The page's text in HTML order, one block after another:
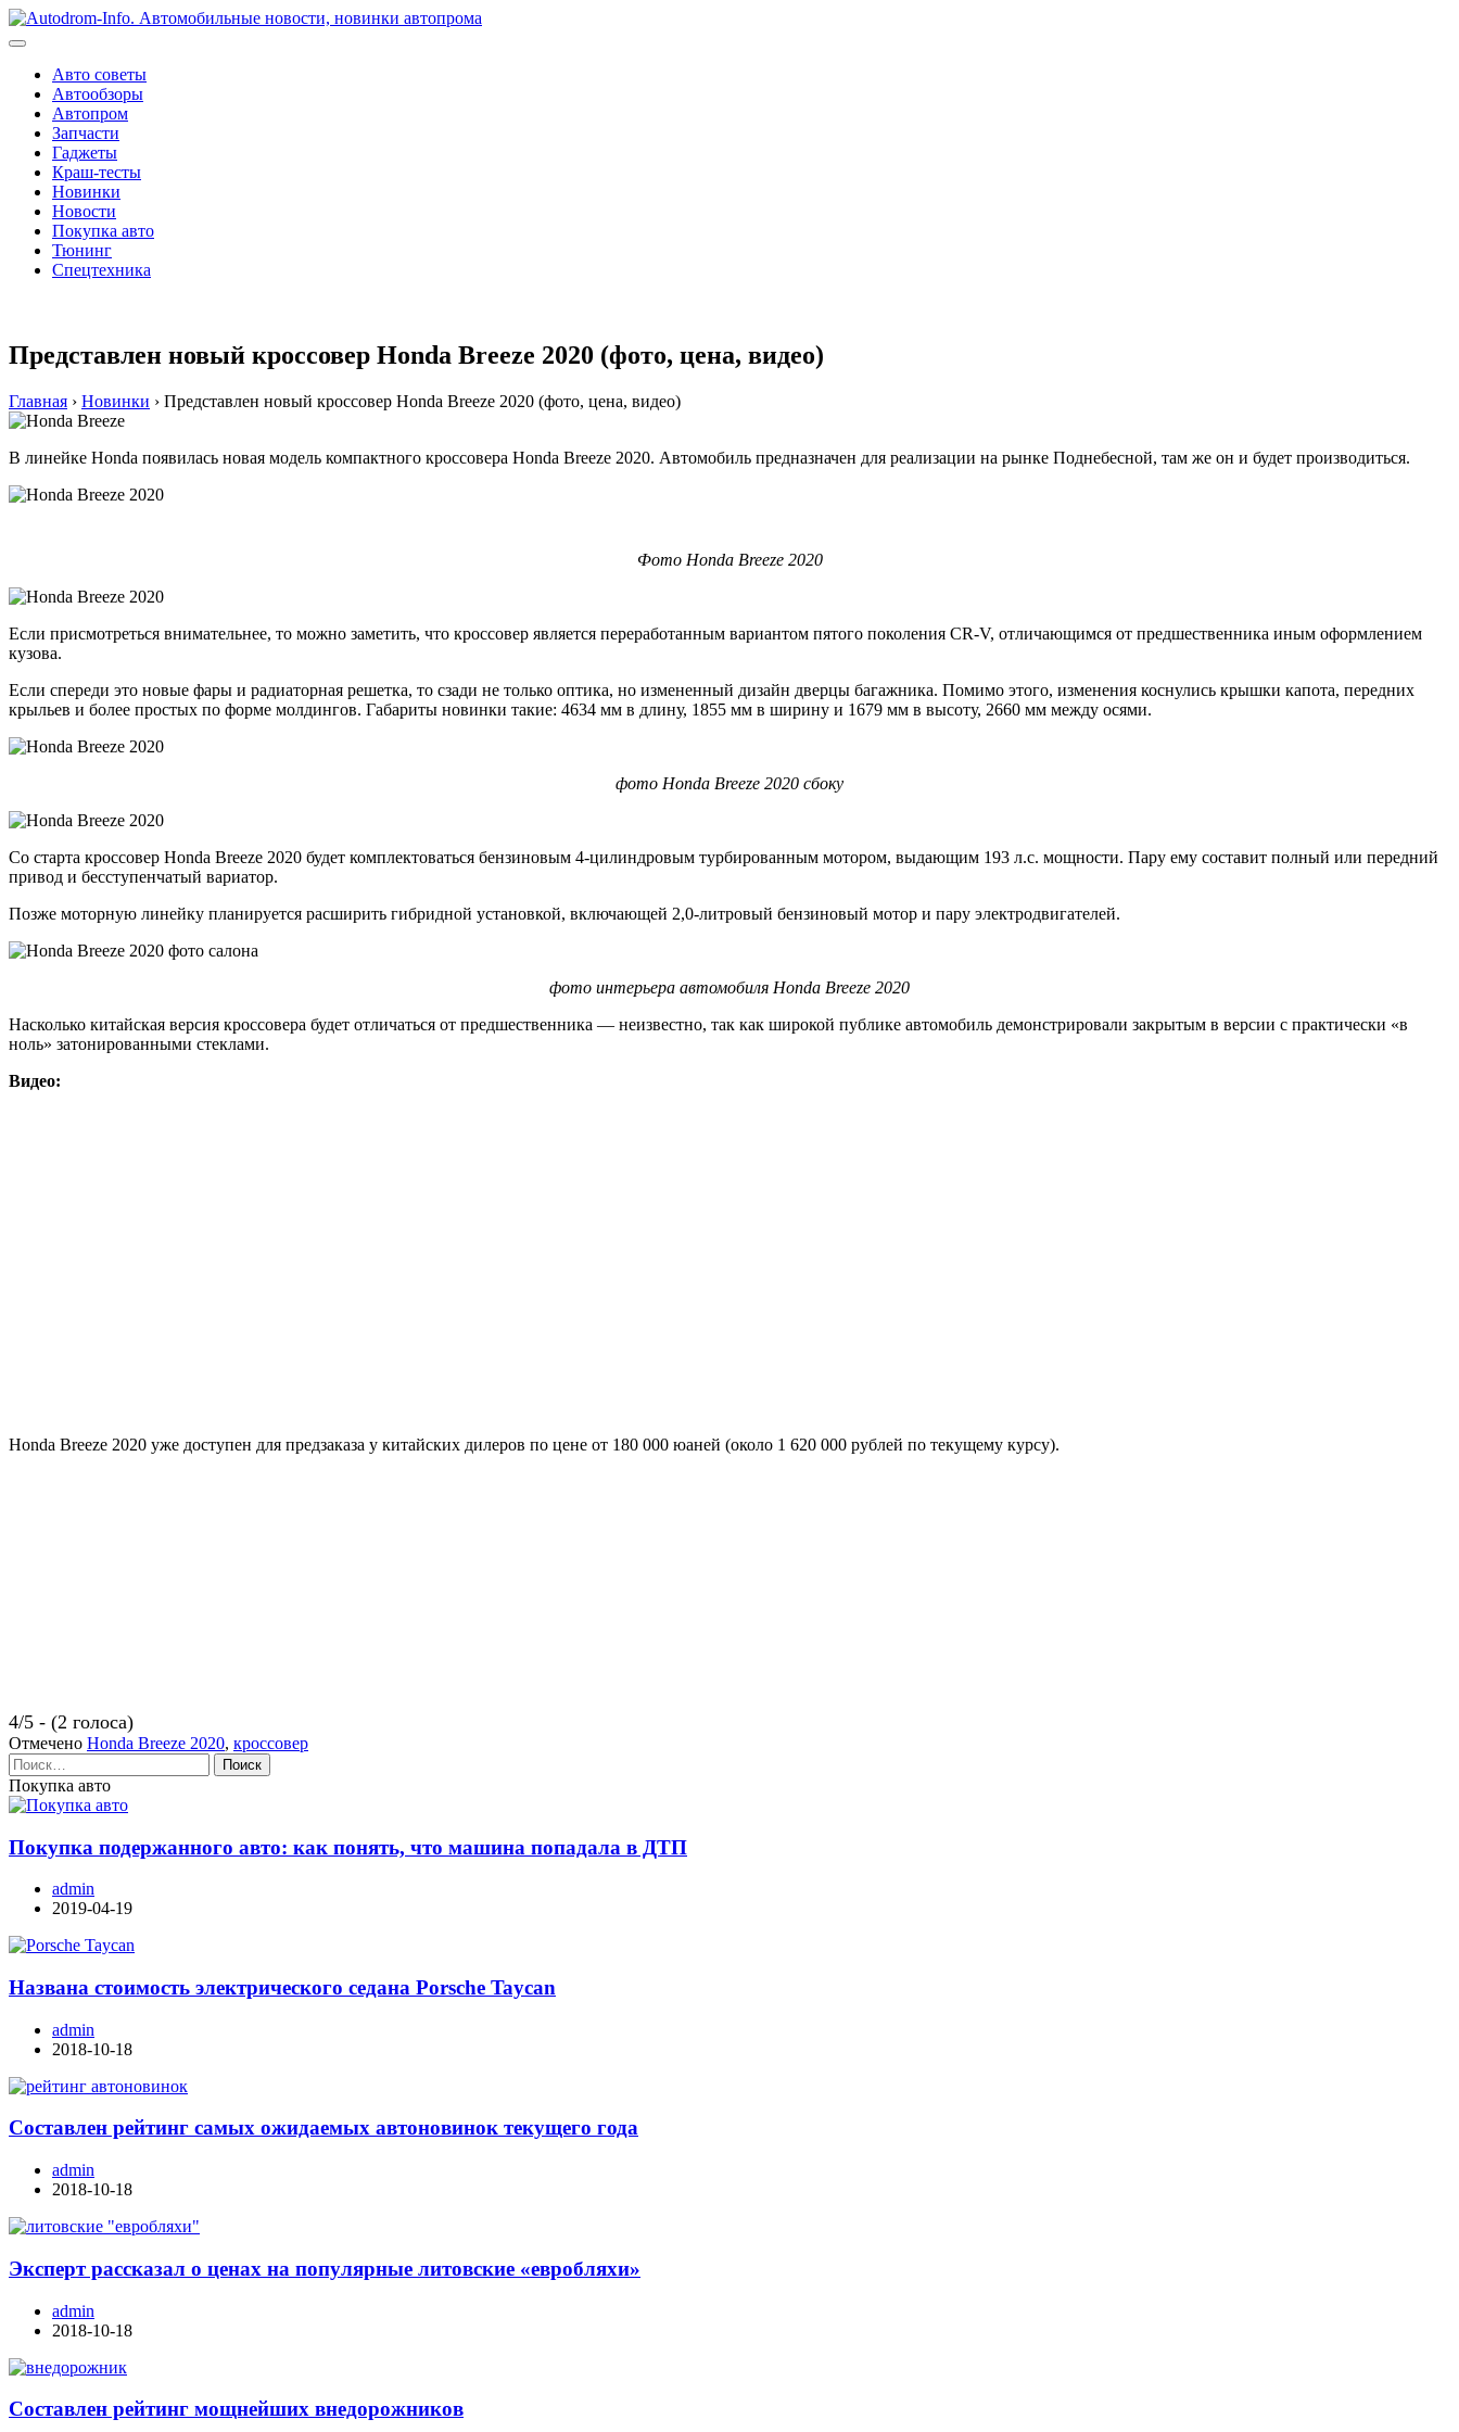
Перейти
к
Авто советы
Автообзоры
Автопром
Запчасти
Гаджеты
Краш-тесты
Новинки
Новости
Покупка авто
Тюнинг
Спецтехника
Представлен новый кроссовер Honda Breeze 2020 (фото, цена, видео)
Главная › Новинки › Представлен новый кроссовер Honda Breeze 2020 (фото, цена, видео)
В линейке Honda появилась новая модель компактного кроссовера Honda Breeze 2020. Автомобиль предназначен для реализации на рынке Поднебесной, там же он и будет производиться.
Фото Honda Breeze 2020
Если присмотреться внимательнее, то можно заметить, что кроссовер является переработанным вариантом пятого поколения CR-V, отличающимся от предшественника иным оформлением
кузова.
Если спереди это новые фары и радиаторная решетка, то сзади не только оптика, но измененный дизайн дверцы багажника. Помимо этого, изменения коснулись крышки капота, передних
крыльев и более простых по форме молдингов. Габариты новинки такие: 4634 мм в длину, 1855 мм в ширину и 1679 мм в высоту, 2660 мм между осями.
фото Honda Breeze 2020 сбоку
Со старта кроссовер Honda Breeze 2020 будет комплектоваться бензиновым 4-цилиндровым турбированным мотором, выдающим 193 л.с. мощности. Пару ему составит полный или передний
привод и бесступенчатый вариатор.
Позже моторную линейку планируется расширить гибридной установкой, включающей 2,0-литровый бензиновый мотор и пару электродвигателей.
фото интерьера автомобиля Honda Breeze 2020
Насколько китайская версия кроссовера будет отличаться от предшественника — неизвестно, так как широкой публике автомобиль демонстрировали закрытым в версии с практически «в
ноль» затонированными стеклами.
Видео:
Honda Breeze 2020 уже доступен для предзаказа у китайских дилеров по цене от 180 000 юаней (около 1 620 000 рублей по текущему курсу).
4/5 - (2 голоса)
Отмечено Honda Breeze 2020, кроссовер
Найти:
Покупка авто
Покупка подержанного авто: как понять, что машина попадала в ДТП
admin
2019-04-19
Названа стоимость электрического седана Porsche Taycan
admin
2018-10-18
Составлен рейтинг самых ожидаемых автоновинок текущего года
admin
2018-10-18
Эксперт рассказал о ценах на популярные литовские «евробляхи»
admin
2018-10-18
Составлен рейтинг мощнейших внедорожников